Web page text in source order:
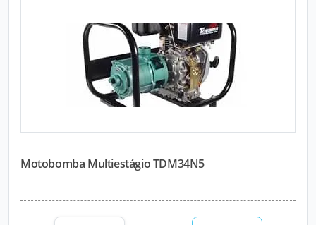
Motobomba Multiestágio TDM34N5